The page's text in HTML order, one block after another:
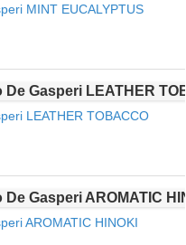
MINT EUCALYPTUS
LEATHER TOBACCO
AROMATIC HINOKI